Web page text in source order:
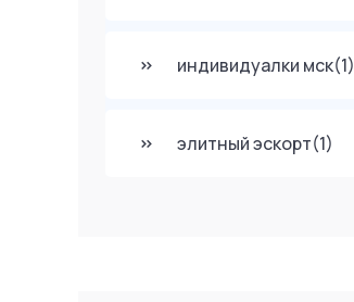
индивидуалки мск(1)
элитный эскорт(1)